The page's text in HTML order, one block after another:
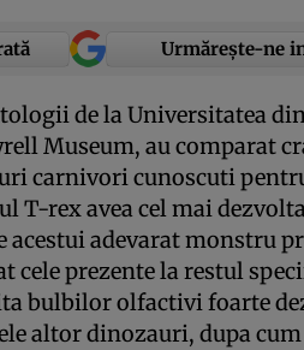
Urmărește-ne
de la Universitatea
Museum, au comparat
carnivori cunoscuti
T-rex avea cel mai
acestui adevarat monstru
cele prezente la restul
bulbilor olfactivi foarte
altor dinozauri, dupa cum